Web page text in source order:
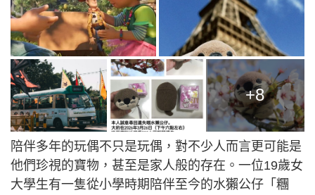
+8
陪伴多年的玩偶不只是玩偶，對不少人而言更可能是
他們珍視的寶物，甚至是家人般的存在。一位19歲女
大學生有一隻從小學時期陪伴至今的水獺公仔「糰